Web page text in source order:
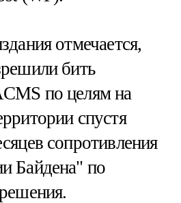
отмечается,
бить
по целям на
спустя
сопротивления
Байдена" по